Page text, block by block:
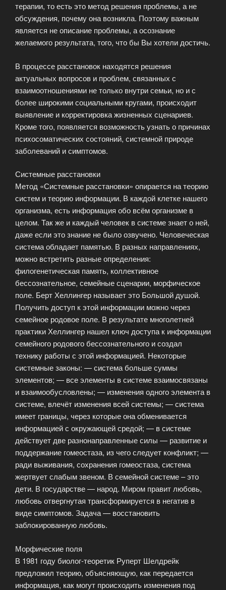
терапии, то есть это метод решения проблемы, а не
обсуждения, почему она возникла. Поэтому важным
является не описание проблемы, а осознание
желаемого результата, того, что бы Вы хотели достичь.
В процессе расстановок находятся решения
актуальных вопросов и проблем, связанных с
взаимоотношениями не только внутри семьи, но и с
более широкими социальными кругами, происходит
выявление и корректировка жизненных сценариев.
Кроме того, появляется возможность узнать о причинах
психосоматических состояний, системной природе
заболеваний и симптомов.
Системные расстановки
Метод «Системные расстановки» опирается на теорию
систем и теорию информации. В каждой клетке нашего
организма, есть информация обо всём организме в
целом. Так же и каждый человек в системе знает о ней,
даже если это знание не было озвучено. Человеческая
система обладает памятью. В разных направлениях,
можно встретить разные определения:
филогенетическая память, коллективное
бессознательное, семейные сценарии, морфическое
поле. Берт Хеллингер называет это Большой душой.
Получить доступ к этой информации можно через
семейное родовое поле. В результате многолетней
практики Хеллингер нашел ключ доступа к информации
семейного родового бессознательного и создал
технику работы с этой информацией. Некоторые
системные законы: — система больше суммы
элементов; — все элементы в системе взаимосвязаны
и взаимообусловлены; — изменения одного элемента в
системе, влечёт изменения всей системы; — система
имеет границы, через которые она обменивается
информацией с окружающей средой; — в системе
действует две разнонаправленные силы — развитие и
поддержание гомеостаза, из чего следует конфликт; —
ради выживания, сохранения гомеостаза, система
жертвует слабым звеном. В семейной системе – это
дети. В государстве — народ. Миром правит любовь,
любовь отвергнутая трансформируется в негатив в
виде симптомов. Задача — восстановить
заблокированную любовь.
Морфические поля
В 1981 году биолог-теоретик Руперт Шелдрейк
предложил теорию, объясняющую, как передается
информация, как могут происходить изменения под